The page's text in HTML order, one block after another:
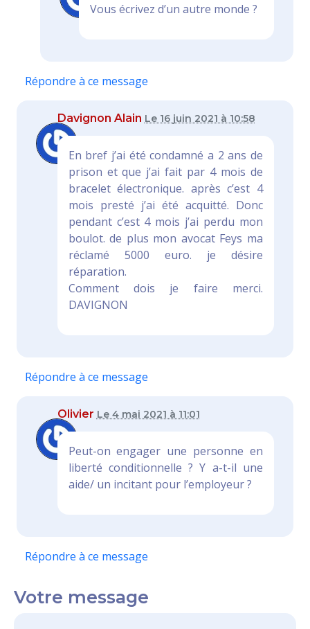
Vous écrivez d’un autre monde ?
Répondre à ce message
Davignon Alain Le 16 juin 2021 à 10:58
En bref j’ai été condamné a 2 ans de
prison et que j’ai fait par 4 mois de
bracelet électronique. après c’est 4
mois presté j’ai été acquitté. Donc
pendant c’est 4 mois j’ai perdu mon
boulot. de plus mon avocat Feys ma
réclamé 5000 euro. je désire
réparation.
Comment dois je faire merci.
DAVIGNON
Répondre à ce message
Olivier Le 4 mai 2021 à 11:01
Peut-on engager une personne en
liberté conditionnelle ? Y a-t-il une
aide/ un incitant pour l’employeur ?
Répondre à ce message
Votre message